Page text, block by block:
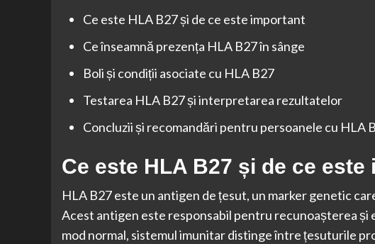
Ce este HLA B27 și de ce este important
Ce înseamnă prezența HLA B27 în sânge
Boli și condiții asociate cu HLA B27
Testarea HLA B27 și interpretarea rezultatelor
Concluzii și recomandări pentru persoanele cu HLA
Ce este HLA B27 și de ce
HLA B27 este un antigen de țesut, un marker genetic
Acest antigen este responsabil pentru recunoașterea și
mod normal, sistemul imunitar distinge între țesuturile